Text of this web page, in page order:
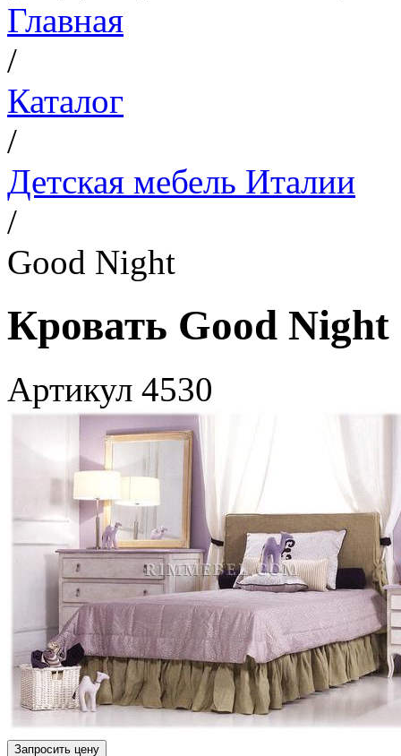
Главная
/
Каталог
/
Детская мебель Италии
/
Good Night
Кровать Good Night
Артикул 4530
Запросить цену